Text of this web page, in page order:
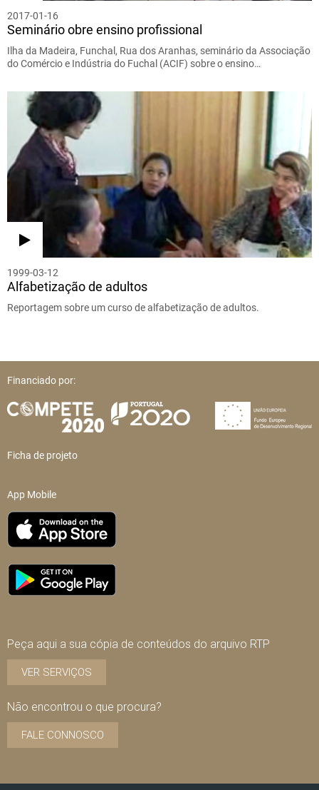
2017-01-16
Seminário obre ensino profissional
Ilha da Madeira, Funchal, Rua dos Aranhas, seminário da Associação
do Comércio e Indústria do Fuchal (ACIF) sobre o ensino…
1999-03-12
Alfabetização de adultos
Reportagem sobre um curso de alfabetização de adultos.
Financiado por:
Ficha de projeto
App Mobile
Peça aqui a sua cópia de conteúdos do arquivo RTP
VER SERVIÇOS
Não encontrou o que procura?
FALE CONNOSCO